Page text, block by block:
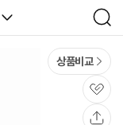
검
색
상품비교
관
심